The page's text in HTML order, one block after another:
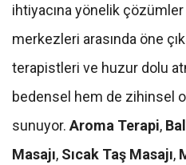
ihtiyacına yönelik
merkezleri arasında öne
terapistleri ve huzur dolu
bedensel hem de zihinsel
sunuyor. Aroma Terapi,
Masajı, Sıcak Taş Masajı,